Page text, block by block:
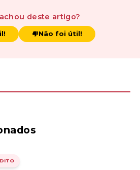
deste artigo?
Não foi útil!